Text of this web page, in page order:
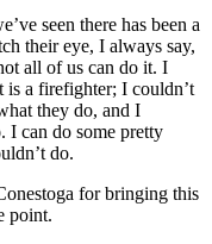
seen there has been a
their eye, I always say,
all of us can do it. I
is a firefighter; I couldn’t
they do, and I
I can do some pretty
do.
for bringing this
point.